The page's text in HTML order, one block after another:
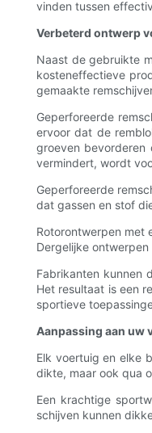
vinden tussen
Verbeterd ontwerp
Naast de gebruikte
kosteneffectieve
gemaakte
Geperforeerde
ervoor dat de
groeven
vermindert, wordt
Geperforeerde
dat gassen en stof
Rotorontwerpen met
Dergelijke
Fabrikanten kunnen
Het resultaat is een
sportieve
Aanpassing aan uw
Elk voertuig en elke
dikte, maar ook qua
Een krachtige
schijven kunnen